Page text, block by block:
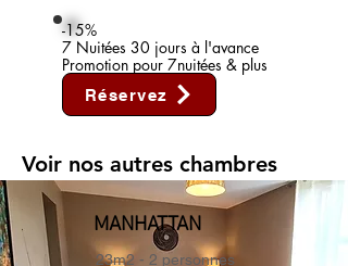
-15%
7 Nuitées 30 jours à l'avance
Promotion pour 7nuitées & plus
Réservez
Voir nos autres chambres
MANHATTAN
23m2 - 2 personnes